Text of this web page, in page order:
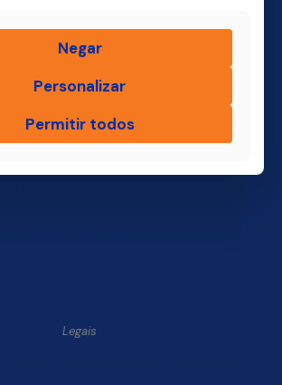
Finsol
Produtos
Blog Finsol
Legais
Negar
Personalizar
Permitir todos